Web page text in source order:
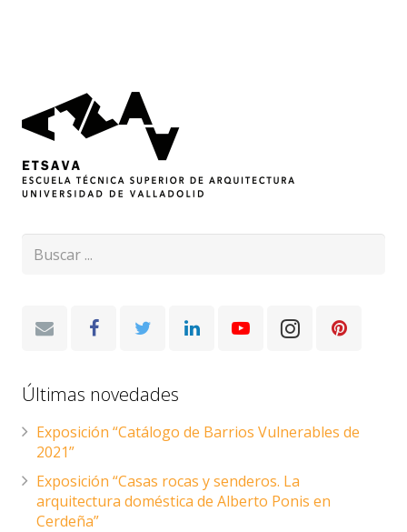
Últimas novedades
Exposición “Catálogo de Barrios Vulnerables de
2021”
Exposición “Casas rocas y senderos. La
arquitectura doméstica de Alberto Ponis en
Cerdeña”